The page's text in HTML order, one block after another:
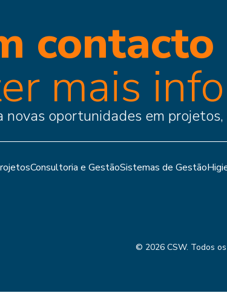
contacto
mais
novas oportunidades em
Consultoria e GestãoSistemas de Gestão
© 2026 CSW. Todos